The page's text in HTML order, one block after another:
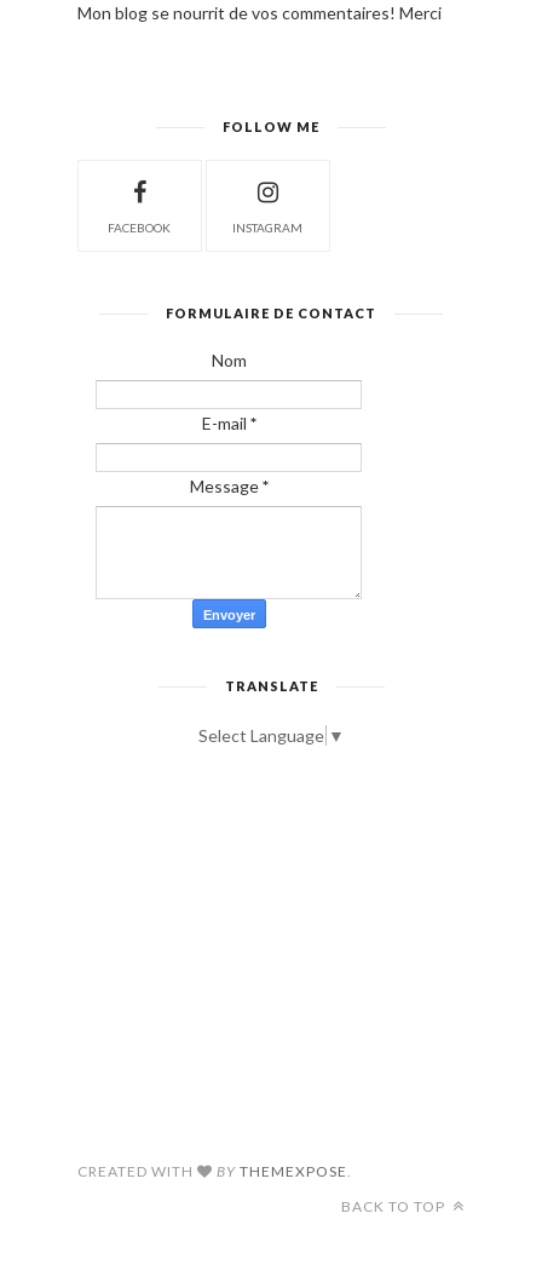
Mon blog se nourrit de vos commentaires! Merci
FOLLOW ME
FACEBOOK INSTAGRAM
FORMULAIRE DE CONTACT
Nom
E-mail *
Message*
TRANSLATE
Select Language ▼
CREATED WITH BY THEMEXPOSE
BACK TO TOP